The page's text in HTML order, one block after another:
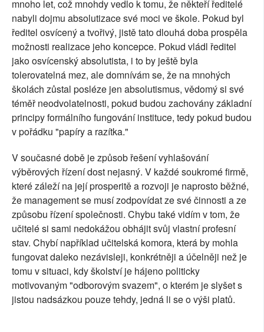
mnoho let, což mnohdy vedlo k tomu, že někteří ředitelé
nabyli dojmu absolutizace své moci ve škole. Pokud byl
ředitel osvícený a tvořivý, jistě tato dlouhá doba prospěla
možnosti realizace jeho koncepce. Pokud vládl ředitel
jako osvícenský absolutista, i to by ještě byla
tolerovatelná mez, ale domnívám se, že na mnohých
školách zůstal posléze jen absolutismus, vědomý si své
téměř neodvolatelnosti, pokud budou zachovány základní
principy formálního fungování instituce, tedy pokud budou
v pořádku "papíry a razítka."
V současné době je způsob řešení vyhlašování
výběrových řízení dost nejasný. V každé soukromé firmě,
které záleží na její prosperitě a rozvoji je naprosto běžné,
že management se musí zodpovídat ze své činnosti a ze
způsobu řízení společnosti. Chybu také vidím v tom, že
učitelé si sami nedokážou obhájit svůj vlastní profesní
stav. Chybí například učitelská komora, která by mohla
fungovat daleko nezávisleji, konkrétněji a účelněji než je
tomu v situaci, kdy školství je hájeno politicky
motivovaným "odborovým svazem", o kterém je slyšet s
jistou nadsázkou pouze tehdy, jedná li se o výši platů.